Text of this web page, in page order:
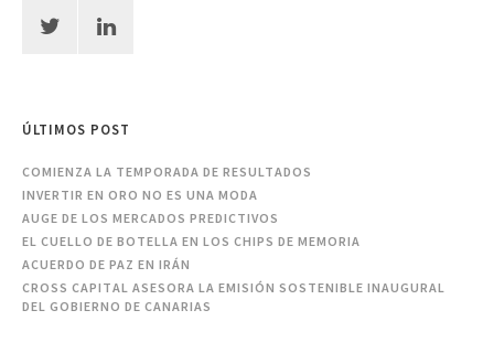
ÚLTIMOS POST
COMIENZA LA TEMPORADA DE RESULTADOS
INVERTIR EN ORO NO ES UNA MODA
AUGE DE LOS MERCADOS PREDICTIVOS
EL CUELLO DE BOTELLA EN LOS CHIPS DE MEMORIA
ACUERDO DE PAZ EN IRÁN
CROSS CAPITAL ASESORA LA EMISIÓN SOSTENIBLE INAUGURAL
DEL GOBIERNO DE CANARIAS